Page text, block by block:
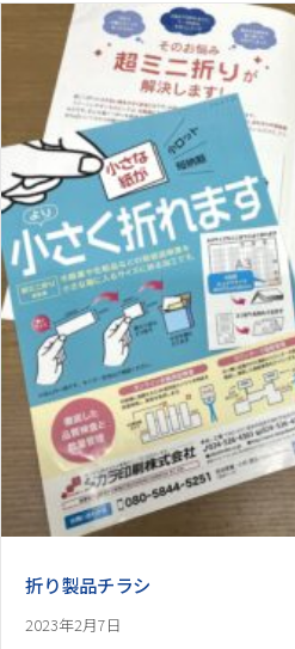
折り製品チラシ
2023年2月7日